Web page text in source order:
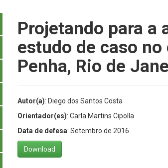
Projetando para a
estudo de caso
Penha, Rio de
Autor(a): Diego dos Santos Costa
Orientador(es): Carla Martins Cipolla
Data de defesa: Setembro de 2016
Download